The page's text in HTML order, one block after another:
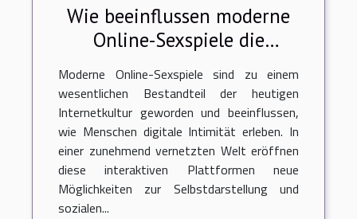
Wie beeinflussen moderne
Online-Sexspiele die
Internetkultur?
Moderne Online-Sexspiele sind zu einem
wesentlichen Bestandteil der heutigen
Internetkultur geworden und beeinflussen,
wie Menschen digitale Intimität erleben. In
einer zunehmend vernetzten Welt eröffnen
diese interaktiven Plattformen neue
Möglichkeiten zur Selbstdarstellung und
sozialen...